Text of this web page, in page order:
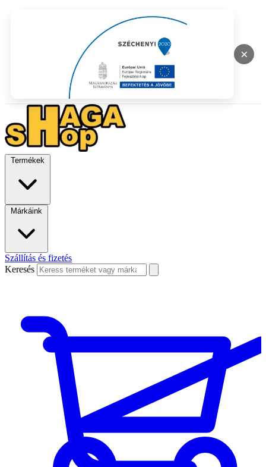
×
Termékek
Márkáink
Szállítás és fizetés
Keresés